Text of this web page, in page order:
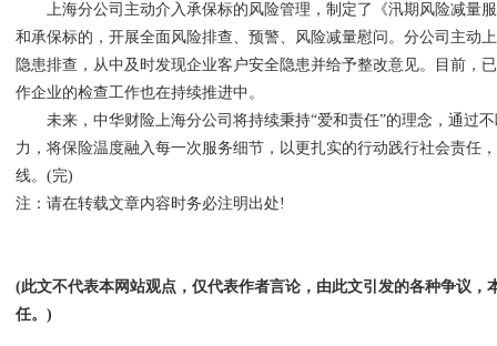
上海分公司主动介入承保标的风险管理，制定了《汛期风险减量
和承保标的，开展全面风险排查、预警、风险减量慰问。分公司主动
隐患排查，从中及时发现企业客户安全隐患并给予整改意见。目前，
作企业的检查工作也在持续推进中。
未来，中华财险上海分公司将持续秉持“爱和责任”的理念，通过不
力，将保险温度融入每一次服务细节，以更扎实的行动践行社会责任
线。(完)
注：请在转载文章内容时务必注明出处!
(此文不代表本网站观点，仅代表作者言论，由此文引发的各种争议，
任。)